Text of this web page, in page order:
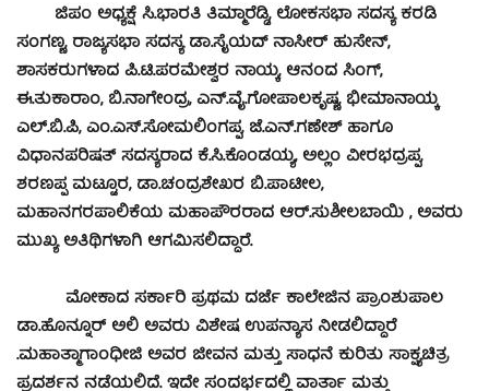
ಜಿಪಂ ಅಧ್ಯಕ್ಷೆ ಸಿ.ಭಾರತಿ ತಿಮ್ಮಾರೆಡ್ಡಿ, ಲೋಕಸಭಾ ಸದಸ್ಯ ಕರಡಿ
ಸಂಗಣ್ಣ, ರಾಜ್ಯಸಭಾ ಸದಸ್ಯ ಡಾ.ಸೈಯದ್ ನಾಸೀರ್ ಹುಸೇನ್,
ಶಾಸಕರುಗಳಾದ ಪಿ.ಟಿ.ಪರಮೇಶ್ವರ ನಾಯ್ಕ, ಆನಂದ ಸಿಂಗ್,
ಈ.ತುಕಾರಾಂ, ಬಿ.ನಾಗೇಂದ್ರ, ಎನ್.ವೈ.ಗೋಪಾಲಕೃಷ್ಣ, ಭೀಮಾನಾಯ್ಕ
ಎಲ್.ಬಿ.ಪಿ, ಎಂ.ಎಸ್.ಸೋಮಲಿಂಗಪ್ಪ, ಜೆ.ಎನ್.ಗಣೇಶ್ ಹಾಗೂ
ವಿಧಾನಪರಿಷತ್ ಸದಸ್ಯರಾದ ಕೆ.ಸಿ.ಕೊಂಡಯ್ಯ, ಅಲ್ಲಂ ವೀರಭದ್ರಪ್ಪ,
ಶರಣಪ್ಪ ಮಟ್ಟೂರ, ಡಾ.ಚಂದ್ರಶೇಖರ ಬಿ.ಪಾಟೀಲ,
ಮಹಾನಗರಪಾಲಿಕೆಯ ಮಹಾಪೌರರಾದ ಆರ್.ಸುಶೀಲಬಾಯಿ , ಅವರು
ಮುಖ್ಯ ಅತಿಥಿಗಳಾಗಿ ಆಗಮಿಸಲಿದ್ದಾರೆ.
ಮೋಕಾದ ಸರ್ಕಾರಿ ಪ್ರಥಮ ದರ್ಜೆ ಕಾಲೇಜಿನ ಪ್ರಾಂಶುಪಾಲ
ಡಾ.ಹೊನ್ನೂರ್ ಅಲಿ ಅವರು ವಿಶೇಷ ಉಪನ್ಯಾಸ ನೀಡಲಿದ್ದಾರೆ
.ಮಹಾತ್ಮಾಗಾಂಧೀಜಿ ಅವರ ಜೀವನ ಮತ್ತು ಸಾಧನೆ ಕುರಿತು ಸಾಕ್ಷ್ಯಚಿತ್ರ
ಪ್ರದರ್ಶನ ನಡೆಯಲಿದೆ. ಇದೇ ಸಂದರ್ಭದಲ್ಲಿ ವಾರ್ತಾ ಮತ್ತು